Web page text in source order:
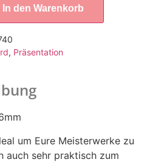
In den Warenkorb
, Präsentation
um Eure Meisterwerke zu
auch sehr praktisch zum